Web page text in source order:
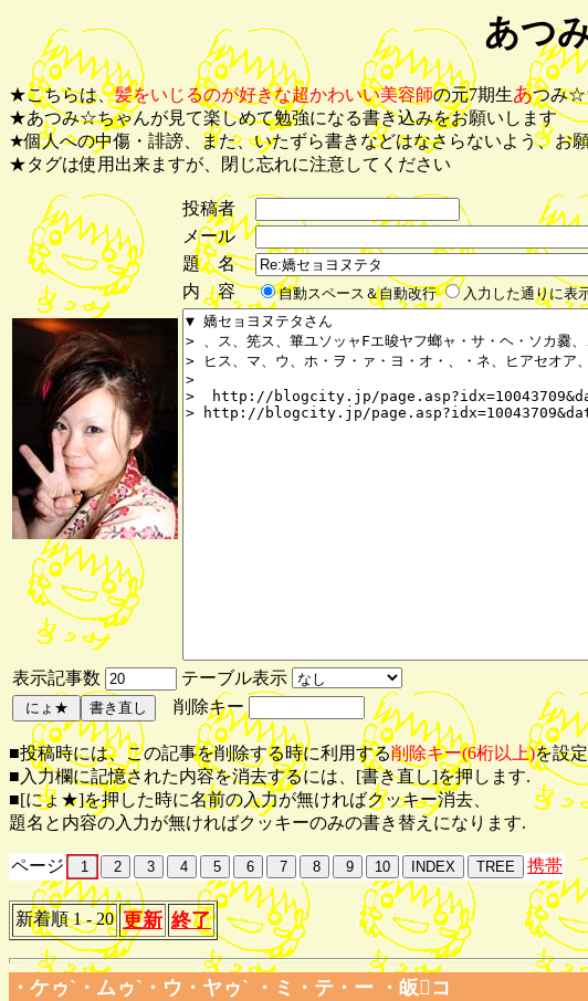
あつ
★こちらは、髪をいじるのが好きな超かわいい美容師の元7期生あつみ☆
★あつみ☆ちゃんが見て楽しめて勉強になる書き込みをお願いします
★個人への中傷・誹謗、また、いたずら書きなどはなさらないよう、お
★タグは使用出来ますが、閉じ忘れに注意してください
投稿者
メール
題 名
内 容
自動スペース＆自動改行 入力した通りに表
表示記事数
テーブル表示
削除キー
■投稿時には、この記事を削除する時に利用する削除キー(6桁以上)を設
■入力欄に記憶された内容を消去するには、[書き直し]を押します.
■[にょ★]を押した時に名前の入力が無ければクッキー消去、
題名と内容の入力が無ければクッキーのみの書き替えになります.
ページ 携帯
新着順 1 - 20 更新 終了
・ケゥ`・ムゥ`・ウ・ヤゥ` ・ミ・テ・ー ・皈コ